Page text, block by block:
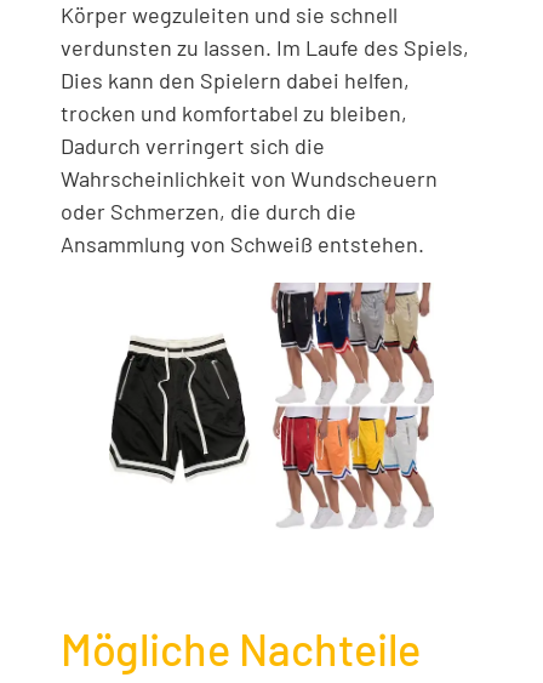
Körper wegzuleiten und sie schnell
verdunsten zu lassen. Im Laufe des Spiels,
Dies kann den Spielern dabei helfen,
trocken und komfortabel zu bleiben,
Dadurch verringert sich die
Wahrscheinlichkeit von Wundscheuern
oder Schmerzen, die durch die
Ansammlung von Schweiß entstehen.
Mögliche Nachteile